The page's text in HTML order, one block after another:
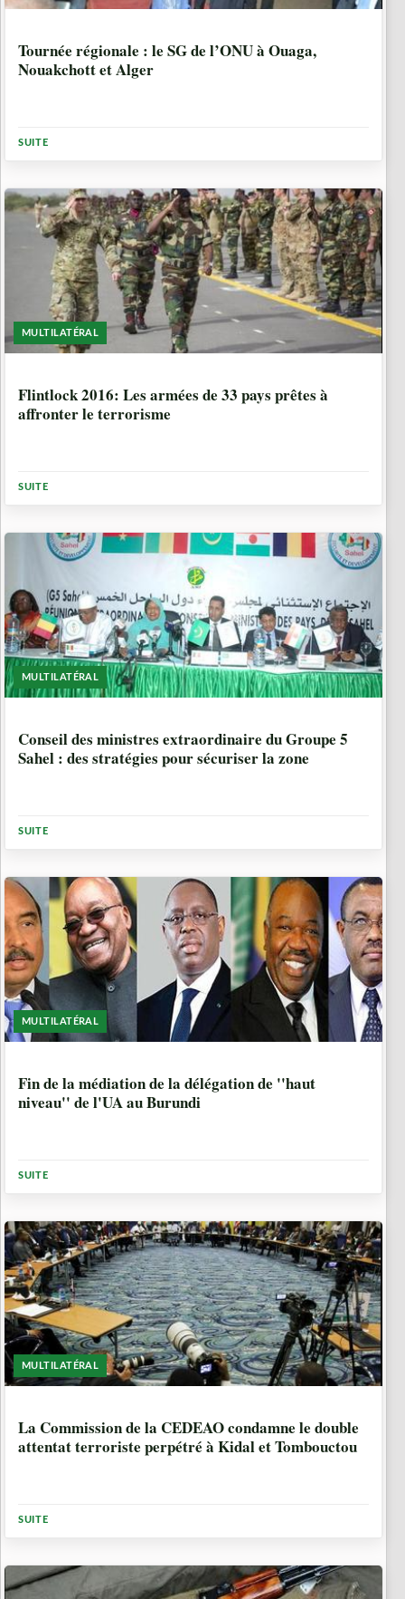
Tournée régionale : le SG de l’ONU à Ouaga,
Nouakchott et Alger
SUITE
MULTILATÉRAL
Flintlock 2016: Les armées de 33 pays prêtes à
affronter le terrorisme
SUITE
MULTILATÉRAL
Conseil des ministres extraordinaire du Groupe 5
Sahel : des stratégies pour sécuriser la zone
SUITE
MULTILATÉRAL
Fin de la médiation de la délégation de ''haut
niveau'' de l'UA au Burundi
SUITE
MULTILATÉRAL
La Commission de la CEDEAO condamne le double
attentat terroriste perpétré à Kidal et Tombouctou
SUITE